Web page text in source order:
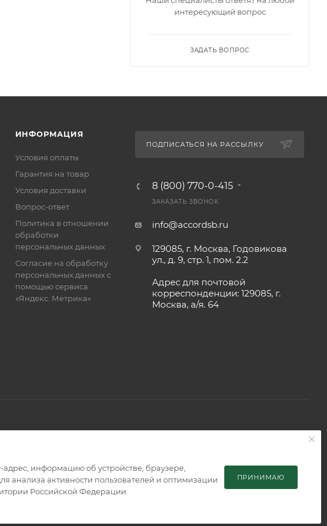
интересующий вопрос
ЗАДАТЬ ВОПРОС
ИНФОРМАЦИЯ
Условия оплаты
Гарантия на товар
Условия доставки
Вопрос-ответ
Политика в отношении
обработки
персональных данных
Согласие на обработку
персональных данных с
помощью сервиса
«Яндекс. Метрика»
ПОДПИСАТЬСЯ НА РАССЫЛКУ
8 (800) 770-0-415
ЗАКАЗАТЬ ЗВОНОК
info@accordsb.ru
129085, г. Москва, Годовикова
ул., д. 9, стр. 1, пом. 2.2
Адрес для почтовой
корреспонденции: 129085, г.
Москва, а/я. 64
и не является публичной офертой, определяемой положениями
адрес, информацию об устройстве, браузере,
анализа активности пользователей и оптимизации
Российской Федерации
ПРИНИМАЮ